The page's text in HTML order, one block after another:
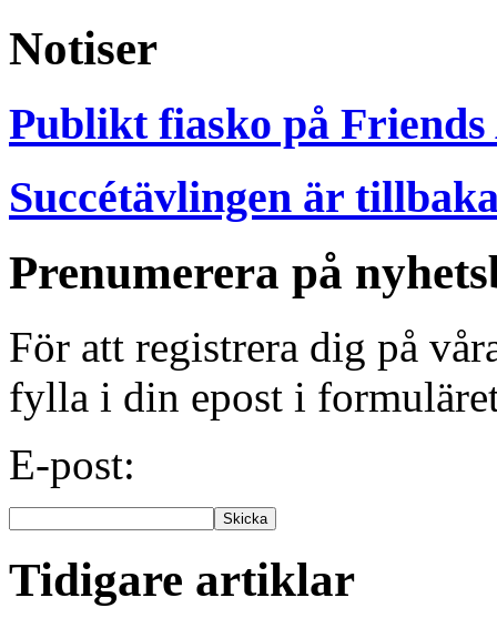
Notiser
Publikt fiasko på Friends
Succétävlingen är
Prenumerera på
För att registrera dig på
fylla i din epost i
E-post:
Tidigare artiklar